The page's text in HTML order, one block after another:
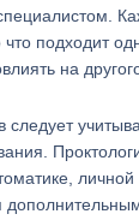
что подходит
на